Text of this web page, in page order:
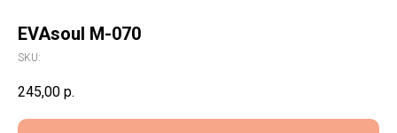
EVAsoul M-070
SKU:
245,00 р.